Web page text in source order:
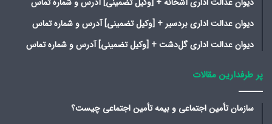
دیوان عدالت اداری بردسیر + [وکیل تضمینی] آدرس و شماره تماس
دیوان عدالت اداری گل‌دشت + [وکیل تضمینی] آدرس و شماره تماس
پر طرفدارین مقالات
سازمان تأمین اجتماعی و بیمه تأمین اجتماعی چیست؟